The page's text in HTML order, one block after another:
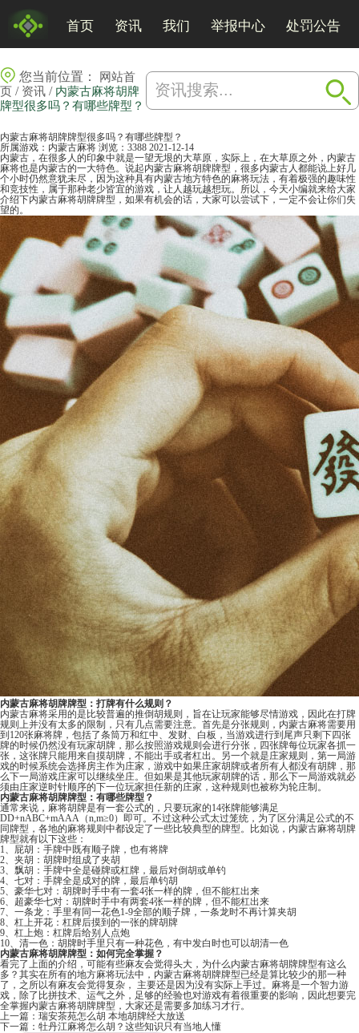
首页 资讯 我们 举报中心 处罚公告
您当前位置：
网站首
页 / 资讯 / 内蒙古麻将胡牌
牌型很多吗？有哪些牌型？
内蒙古麻将胡牌牌型很多吗？有哪些牌型？
所属游戏： 内蒙古麻将 浏览：3388 2021-12-14
内蒙古，在很多人的印象中就是一望无垠的大草原，实际上，在大草原之外，内蒙古
麻将也是内蒙古的一大特色。说起内蒙古麻将胡牌牌型，很多内蒙古人都能说上好几
个小时仍然意犹未尽，因为这种具有内蒙古地方特色的麻将玩法，有着极强的趣味性
和竞技性，属于那种老少皆宜的游戏，让人越玩越想玩。所以，今天小编就来给大家
介绍下内蒙古麻将胡牌牌型，如果有机会的话，大家可以尝试下，一定不会让你们失
望的。
内蒙古麻将胡牌牌型：打牌有什么规则？
内蒙古麻将采用的是比较普遍的推倒胡规则，旨在让玩家能够尽情游戏，因此在打牌
规则上并没有太多的限制，只有几点需要注意。首先是分张规则，内蒙古麻将需要用
到120张麻将牌，包括了条筒万和红中、发财、白板，当游戏进行到尾声只剩下四张
牌的时候仍然没有玩家胡牌，那么按照游戏规则会进行分张，四张牌每位玩家各抓一
张，这张牌只能用来自摸胡牌，不能出手或者杠出。另一个就是庄家规则，第一局游
戏的时候系统会选择房主作为庄家，游戏中如果庄家胡牌或者所有人都没有胡牌，那
么下一局游戏庄家可以继续坐庄。但如果是其他玩家胡牌的话，那么下一局游戏就必
须由庄家逆时针顺序的下一位玩家担任新的庄家，这种规则也被称为轮庄制。
内蒙古麻将胡牌牌型：有哪些牌型？
通常来说，麻将胡牌是有一套公式的，只要玩家的14张牌能够满足
DD+nABC+mAAA（n,m≥0）即可。不过这种公式太过笼统，为了区分满足公式的不
同牌型，各地的麻将规则中都设定了一些比较典型的牌型。比如说，内蒙古麻将胡牌
牌型就有以下这些：
1、屁胡：手牌中既有顺子牌，也有将牌
2、夹胡：胡牌时组成了夹胡
3、飘胡：手牌中全是碰牌或杠牌，最后对倒胡或单钓
4、七对：手牌全是成对的牌，最后单钓胡
5、豪华七对：胡牌时手中有一套4张一样的牌，但不能杠出来
6、超豪华七对：胡牌时手中有两套4张一样的牌，但不能杠出来
7、一条龙：手里有同一花色1-9全部的顺子牌，一条龙时不再计算夹胡
8、杠上开花：杠牌后摸到的一张的牌胡牌
9、杠上炮：杠牌后给别人点炮
10、清一色：胡牌时手里只有一种花色，有中发白时也可以胡清一色
内蒙古麻将胡牌牌型：如何完全掌握？
看完了上面的介绍，可能有些麻友会觉得头大，为什么内蒙古麻将胡牌牌型有这么
多？其实在所有的地方麻将玩法中，内蒙古麻将胡牌牌型已经是算比较少的那一种
了，之所以有麻友会觉得复杂， 主要还是因为没有实际上手过。麻将是一个智力游
戏，除了比拼技术、运气之外，足够的经验也对游戏有着很重要的影响，因此想要完
全掌握内蒙古麻将胡牌牌型，大家还是需要多加练习才行。
上一篇： 瑞安茶苑怎么胡 本地胡牌经大放送
下一篇： 牡丹江麻将怎么胡？这些知识只有当地人懂